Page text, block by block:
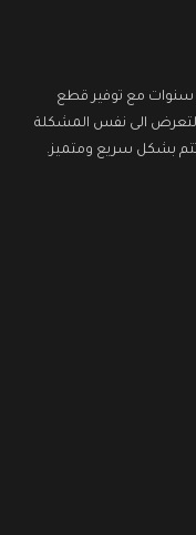
سنوات مع توفير قطع
التعرض الى نفس المشكلة
تتم بشكل سريع ومتميز.